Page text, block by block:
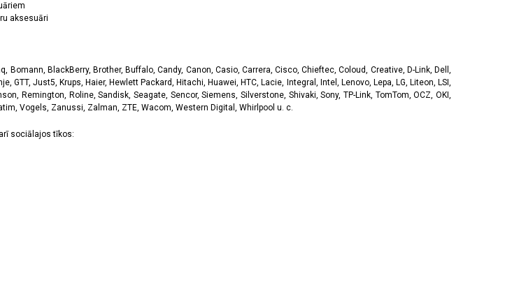
aksesuāri
Bomann, BlackBerry, Brother, Buffalo, Candy, Canon, Casio, Carrera, Cisco, Chieftec, Coloud, Creative, D-Link, Dell,
GTT, Just5, Krups, Haier, Hewlett Packard, Hitachi, Huawei, HTC, Lacie, Integral, Intel, Lenovo, Lepa, LG, Liteon, LSI,
Remington, Roline, Sandisk, Seagate, Sencor, Siemens, Silverstone, Shivaki, Sony, TP-Link, TomTom, OCZ, OKI,
Vogels, Zanussi, Zalman, ZTE, Wacom, Western Digital, Whirlpool u. c.
sociālajos tīkos: